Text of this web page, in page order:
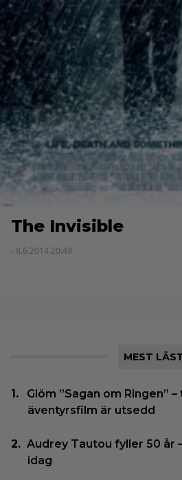
The Invisible
- 8.6.2014 20:49
MEST
Glöm ”Sagan om Ringen”
äventyrsfilm är utsedd
Audrey Tautou fyller 50 år
idag